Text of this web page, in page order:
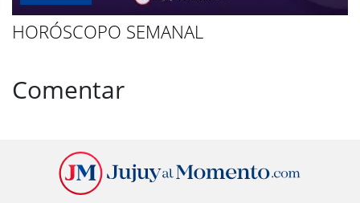
HORÓSCOPO SEMANAL
Comentar